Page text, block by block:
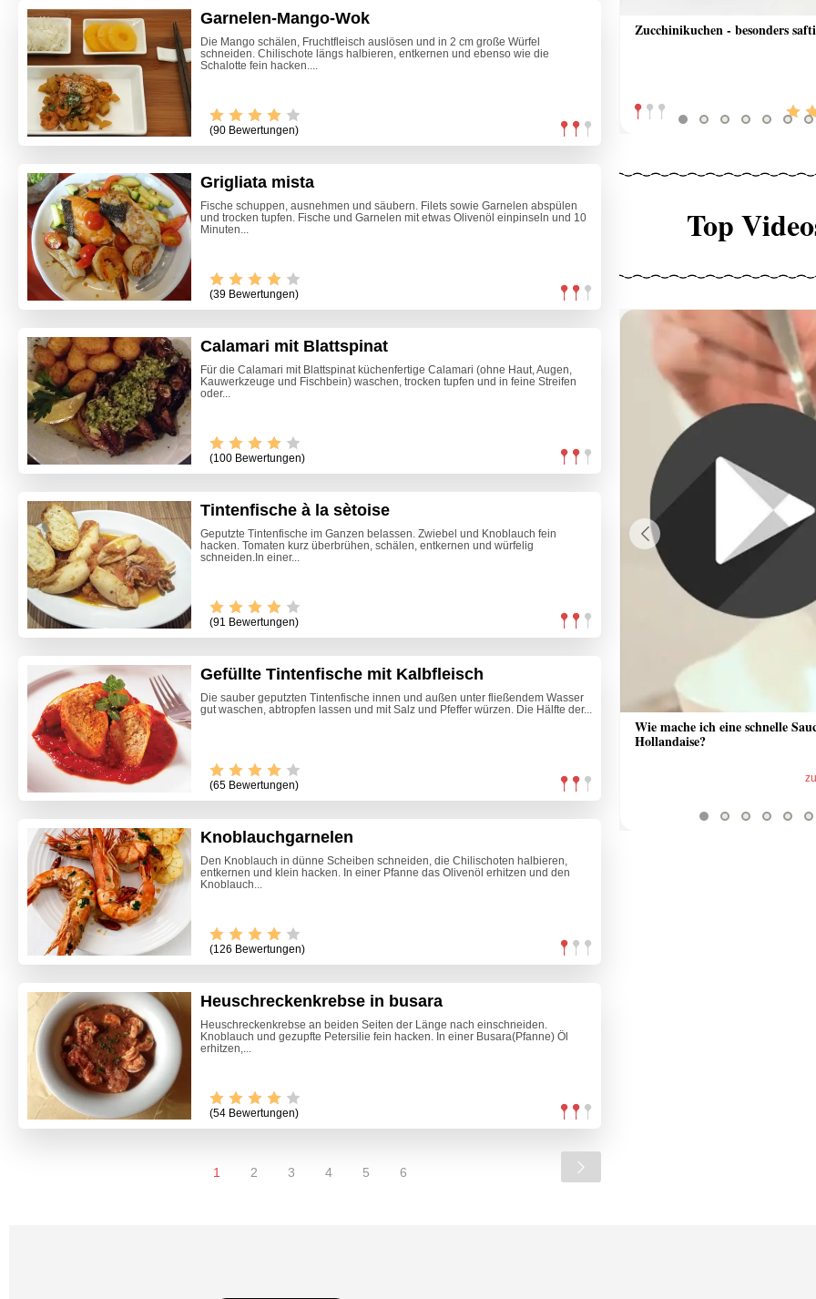
Garnelen-Mango-Wok
Die Mango schälen, Fruchtfleisch auslösen und in 2 cm große Würfel
schneiden. Chilischote längs halbieren, entkernen und ebenso wie die
Schalotte fein hacken....
(90 Bewertungen)
Grigliata mista
Fische schuppen, ausnehmen und säubern. Filets sowie Garnelen abspülen
und trocken tupfen. Fische und Garnelen mit etwas Olivenöl einpinseln und 10
Minuten...
(39 Bewertungen)
Calamari mit Blattspinat
Für die Calamari mit Blattspinat küchenfertige Calamari (ohne Haut, Augen,
Kauwerkzeuge und Fischbein) waschen, trocken tupfen und in feine Streifen
oder...
(100 Bewertungen)
Tintenfische à la sètoise
Geputzte Tintenfische im Ganzen belassen. Zwiebel und Knoblauch fein
hacken. Tomaten kurz überbrühen, schälen, entkernen und würfelig
schneiden.In einer...
(91 Bewertungen)
Gefüllte Tintenfische mit Kalbfleisch
Die sauber geputzten Tintenfische innen und außen unter fließendem Wasser
gut waschen, abtropfen lassen und mit Salz und Pfeffer würzen. Die Hälfte der...
(65 Bewertungen)
Knoblauchgarnelen
Den Knoblauch in dünne Scheiben schneiden, die Chilischoten halbieren,
entkernen und klein hacken. In einer Pfanne das Olivenöl erhitzen und den
Knoblauch...
(126 Bewertungen)
Heuschreckenkrebse in busara
Heuschreckenkrebse an beiden Seiten der Länge nach einschneiden.
Knoblauch und gezupfte Petersilie fein hacken. In einer Busara(Pfanne) Öl
erhitzen,...
(54 Bewertungen)
1 2 3 4 5 6
Zucchinikuchen - besonders
Liptauer
Top
Wie mache ich eine schnelle
Hollandaise?
zum Video
Previous